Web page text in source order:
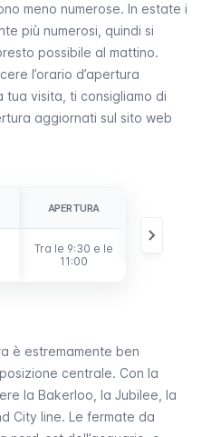
meno numerose. In estate i
più numerosi, quindi si
possibile al mattino.
l’orario d’apertura
visita, ti consigliamo di
aggiornati sul sito web
APERTURA
Tra le 9:30 e le
11:00
è estremamente ben
centrale. Con la
la Bakerloo , la Jubilee , la
City line. Le fermate da